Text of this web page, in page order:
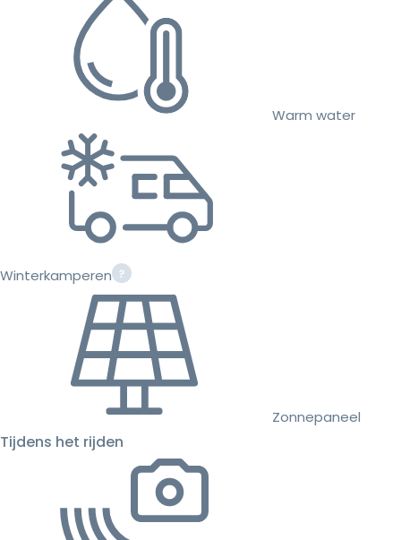
Warm water
Winterkamperen
Zonnepaneel
Tijdens het rijden